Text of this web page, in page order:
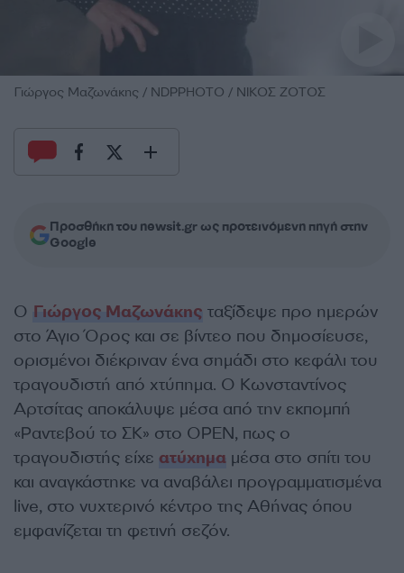
Γιώργος Μαζωνάκης / NDPPHOTO / ΝΙΚΟΣ ΖΟΤΟΣ
Προσθήκη του newsit.gr ως προτεινόμενη πηγή στην
Google
Ο Γιώργος Μαζωνάκης ταξίδεψε προ ημερών
στο Άγιο Όρος και σε βίντεο που δημοσίευσε,
ορισμένοι διέκριναν ένα σημάδι στο κεφάλι του
τραγουδιστή από χτύπημα. Ο Κωνσταντίνος
Αρτσίτας αποκάλυψε μέσα από την εκπομπή
«Ραντεβού το ΣΚ» στο OPEN, πως ο
τραγουδιστής είχε ατύχημα μέσα στο σπίτι του
και αναγκάστηκε να αναβάλει προγραμματισμένα
live, στο νυχτερινό κέντρο της Αθήνας όπου
εμφανίζεται τη φετινή σεζόν.